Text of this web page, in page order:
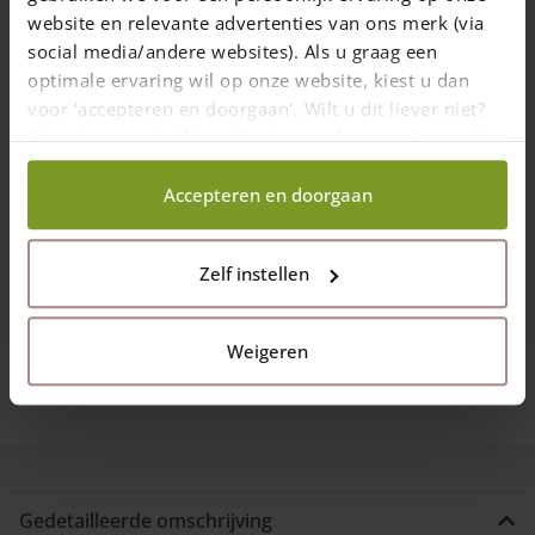
website en relevante advertenties van ons merk (via
social media/andere websites). Als u graag een
optimale ervaring wil op onze website, kiest u dan
voor ‘accepteren en doorgaan'. Wilt u dit liever niet?
Kies dan voor ‘zelf instellen’ en geef aan welke cookies
wij wel mogen verzamelen.
Accepteren en doorgaan
Zelf instellen
Weigeren
bevestigingsmateriaal.
U krijgt direct een overzicht van de
benodigde materialen voor uw
Gedetailleerde omschrijving